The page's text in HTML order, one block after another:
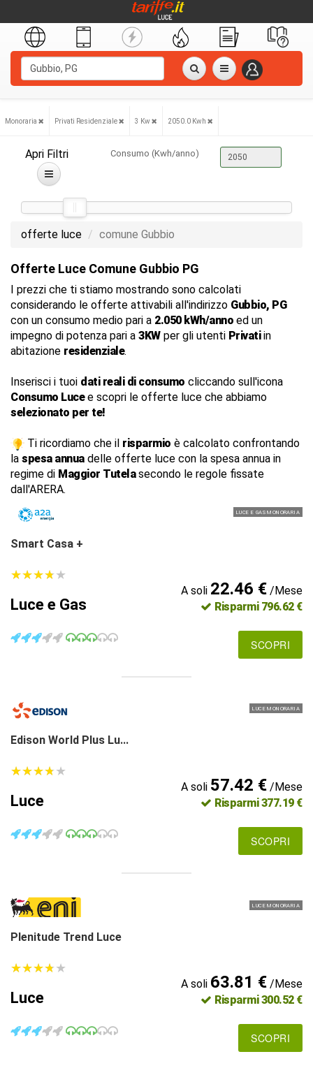
Monoraria Privati Residenziale 3 Kw 2050.0 Kwh
Apri Filtri Consumo (Kwh/anno)
offerte luce comune Gubbio
Offerte Luce Comune Gubbio PG
I prezzi che ti stiamo mostrando sono calcolati
considerando le offerte attivabili all'indirizzo Gubbio, PG
con un consumo medio pari a 2.050 kWh/anno ed un
impegno di potenza pari a 3KWper gli utenti Privatiin
abitazione residenziale.
Inserisci i tuoi dati reali di consumo cliccando sull'icona
Consumo Lucee scopri le offerte luce che abbiamo
selezionato per te!
Ti ricordiamo che il risparmio è calcolato confrontando
la spesa annuadelle offerte luce con la spesa annua in
regime di Maggior Tutelasecondo le regole fissate
dall'ARERA.
LUCE E GAS MONORARIA
Smart Casa +
★★★★★
★★★★★
Luce e Gas
A soli 22.46 €/Mese
Risparmi 796.62 €
SCOPRI
LUCE MONORARIA
Edison World Plus Lu...
★★★★★
★★★★★
Luce
A soli 57.42 €/Mese
Risparmi 377.19 €
SCOPRI
LUCE MONORARIA
Plenitude Trend Luce
★★★★★
★★★★★
Luce
A soli 63.81 €/Mese
Risparmi 300.52 €
SCOPRI